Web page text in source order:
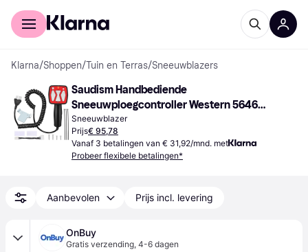
Voor shoppers
Klarna/Shoppen/Tuin en Terras/Sneeuwblazers
Saudism Handbediende
Sneeuwploegcontroller Western 56462
Fisher 9400
Sneeuwblazer
Prijs€ 95,78
Vanaf 3 betalingen van € 31,92/mnd. met
Probeer flexibele betalingen*
Aanbevolen Prijs incl. levering
OnBuy
Gratis verzending, 4-6 dagen